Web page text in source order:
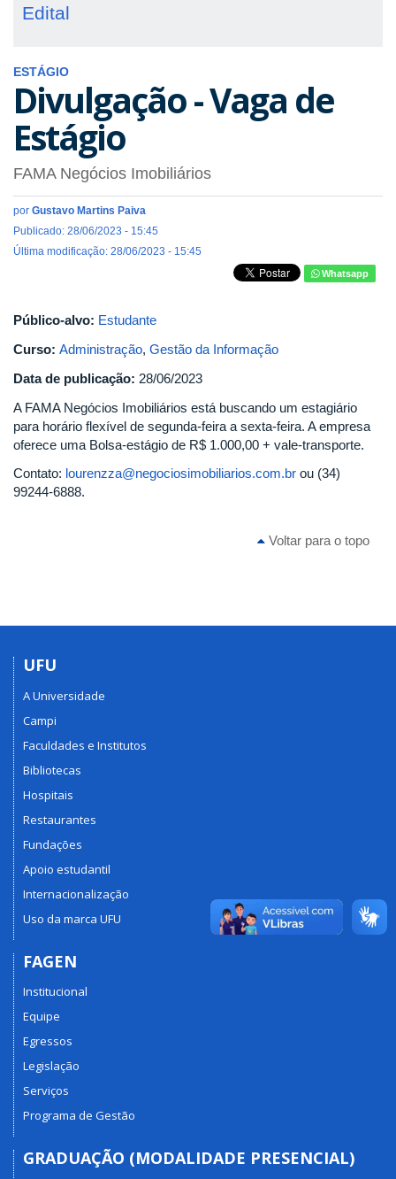
Edital
ESTÁGIO
Divulgação - Vaga de
Estágio
FAMA Negócios Imobiliários
por Gustavo Martins Paiva
Publicado: 28/06/2023 - 15:45
Última modificação: 28/06/2023 - 15:45
Whatsapp
Público-alvo: Estudante
Curso: Administração, Gestão da Informação
Data de publicação: 28/06/2023
A FAMA Negócios Imobiliários está buscando um estagiário
para horário flexível de segunda-feira a sexta-feira. A empresa
oferece uma Bolsa-estágio de R$ 1.000,00 + vale-transporte.
Contato: lourenzza@negociosimobiliarios.com.br ou (34)
99244-6888.
Voltar para o topo
UFU
A Universidade
Campi
Faculdades e Institutos
Bibliotecas
Hospitais
Restaurantes
Fundações
Apoio estudantil
Internacionalização
Uso da marca UFU
FAGEN
Institucional
Equipe
Egressos
Legislação
Serviços
Programa de Gestão
GRADUAÇÃO (MODALIDADE PRESENCIAL)